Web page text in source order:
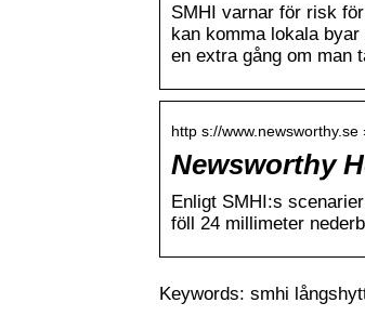
SMHI varnar för risk
kan komma lokala
en extra gång om man
http s://www.newsworthy.se
Newsworthy
Enligt SMHI:s
föll 24 millimeter
Keywords: smhi